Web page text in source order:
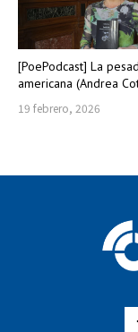
[PoePodcast] La
americana (Andrea
19 febrero, 2026